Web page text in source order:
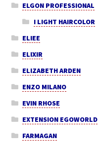
ELGON PROFESSIONAL
I LIGHT HAIRCOLOR
ELIEE
ELIXIR
ELIZABETH ARDEN
ENZO MILANO
EVIN RHOSE
EXTENSION EGOWORLD
FARMAGAN